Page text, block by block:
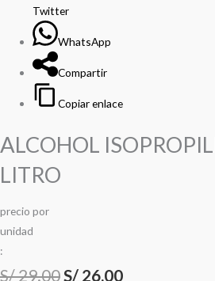
Twitter
WhatsApp
Compartir
Copiar enlace
ALCOHOL
LITRO
precio por
unidad
:
S/29.00S/ 26.00